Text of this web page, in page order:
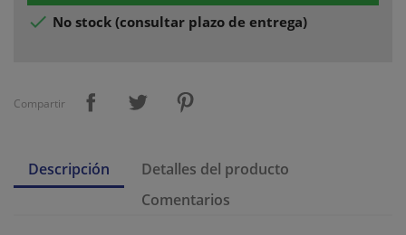
 No stock (consultar plazo de entrega)
Compartir
Descripción
Detalles del producto
Comentarios